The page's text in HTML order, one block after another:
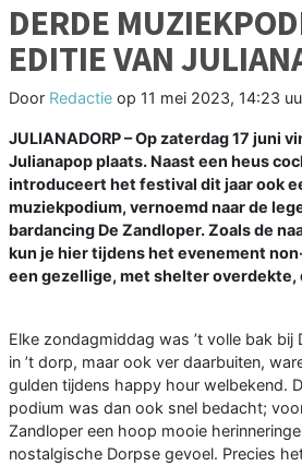
DERDE
EDITIE VAN
Door Redactie op 11 mei 2023, 14:23
JULIANADORP – Op zaterdag 17 juni
Julianapop plaats. Naast een heus
introduceert het festival dit jaar ook
muziekpodium, vernoemd naar de
bardancing De Zandloper. Zoals de
kun je hier tijdens het evenement
een gezellige, met shelter overdekte,
Elke zondagmiddag was ’t volle bak bij
in ’t dorp, maar ook ver daarbuiten,
gulden tijdens happy hour welbekend.
podium was dan ook snel bedacht;
Zandloper een hoop mooie
nostalgische Dorpse gevoel. Precies